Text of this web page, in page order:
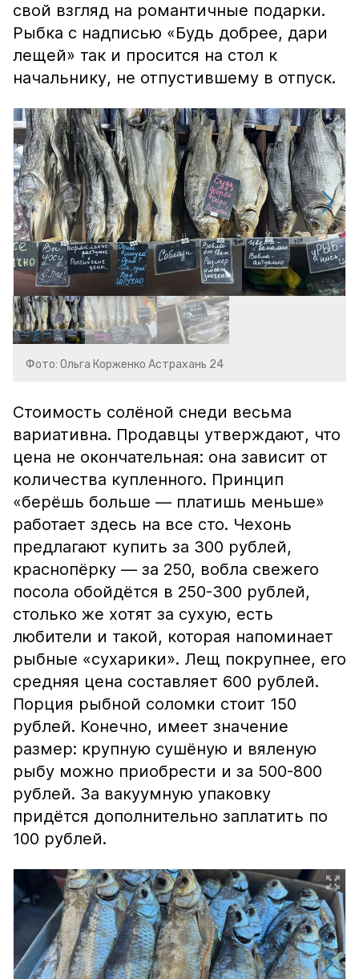
свой взгляд на романтичные подарки.
Рыбка с надписью «Будь добрее, дари
лещей» так и просится на стол к
начальнику, не отпустившему в отпуск.
Фото: Ольга Корженко Астрахань 24
Стоимость солёной снеди весьма
вариативна. Продавцы утверждают, что
цена не окончательная: она зависит от
количества купленного. Принцип
«берёшь больше — платишь меньше»
работает здесь на все сто. Чехонь
предлагают купить за 300 рублей,
краснопёрку — за 250, вобла свежего
посола обойдётся в 250-300 рублей,
столько же хотят за сухую, есть
любители и такой, которая напоминает
рыбные «сухарики». Лещ покрупнее, его
средняя цена составляет 600 рублей.
Порция рыбной соломки стоит 150
рублей. Конечно, имеет значение
размер: крупную сушёную и вяленую
рыбу можно приобрести и за 500-800
рублей. За вакуумную упаковку
придётся дополнительно заплатить по
100 рублей.